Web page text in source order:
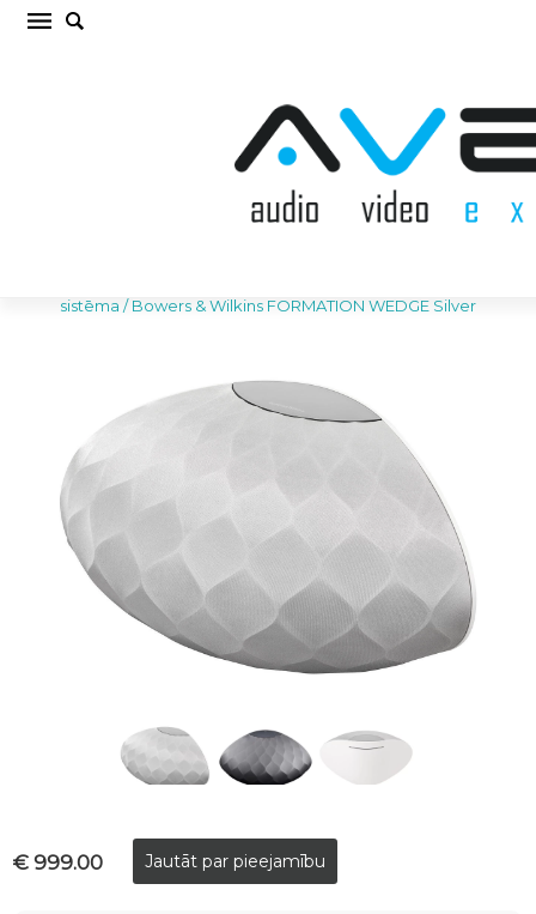
Bowers & Wilkins FORMATION WEDGE Silver
sistēma /Bowers & Wilkins FORMATION WEDGE Silver
€ 999.00